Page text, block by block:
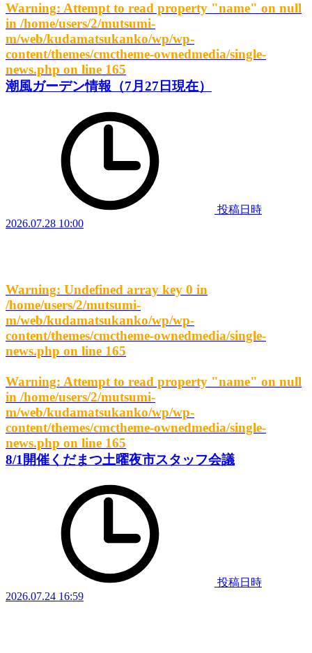
Warning: Attempt to read property "name" on null
in /home/users/2/mutsumi-
m/web/kudamatsukanko/wp/wp-
content/themes/cmctheme-ownedmedia/single-
news.php on line 165
潮風ガーデン情報（7月27日現在）
投稿日時
2026.07.28 10:00
Warning: Undefined array key 0 in
/home/users/2/mutsumi-
m/web/kudamatsukanko/wp/wp-
content/themes/cmctheme-ownedmedia/single-
news.php on line 165
Warning: Attempt to read property "name" on null
in /home/users/2/mutsumi-
m/web/kudamatsukanko/wp/wp-
content/themes/cmctheme-ownedmedia/single-
news.php on line 165
8/1開催くだまつ土曜夜市スタッフ会議
投稿日時
2026.07.24 16:59